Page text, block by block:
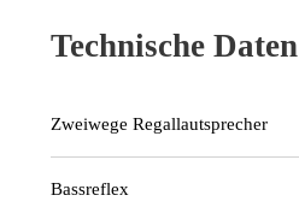
Technische Daten
Zweiwege Regallautsprecher
Bassreflex